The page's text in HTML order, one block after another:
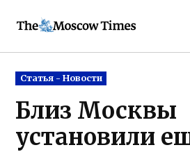
Posted
in
Статья - Новости
Близ Москвы
установили